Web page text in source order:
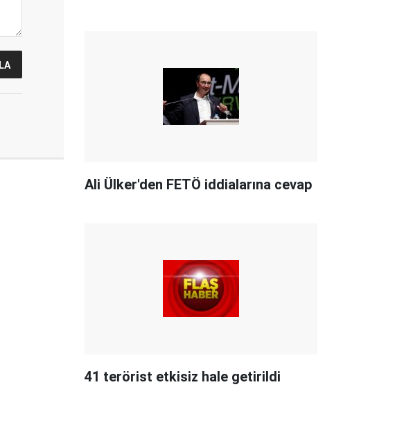
Ali Ülker'den FETÖ iddialarına cevap
41 terörist etkisiz hale getirildi